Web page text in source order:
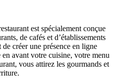
est spécialement conçue
de cafés et d’établissements
créer une présence en ligne
avant votre cuisine, votre menu
vous attirez les gourmands et